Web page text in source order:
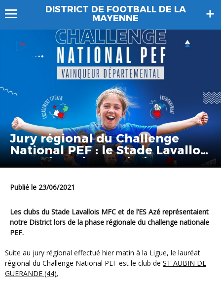
DISTRICT DE FOOTBALL DE LA
MAYENNE
Jury régional du Challenge
National PEF : le Stade Lavallois
MFC 2ème, l’ES Azé 5ème
Publié le 23/06/2021
Les clubs du Stade Lavallois MFC et de l’ES Azé représentaient
notre District lors de la phase régionale du challenge nationale
PEF.
Suite au jury régional effectué hier matin à la Ligue, le lauréat
régional du Challenge National PEF est le club de ST AUBIN DE
GUERANDE (44).